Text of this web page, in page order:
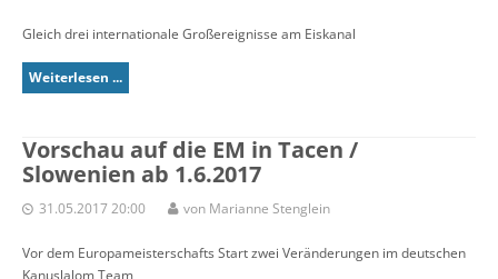
Gleich drei internationale Großereignisse am Eiskanal
Weiterlesen ...
Vorschau auf die EM in Tacen /
Slowenien ab 1.6.2017
31.05.2017 20:00 von Marianne Stenglein
Vor dem Europameisterschafts Start zwei Veränderungen im deutschen
Kanuslalom Team